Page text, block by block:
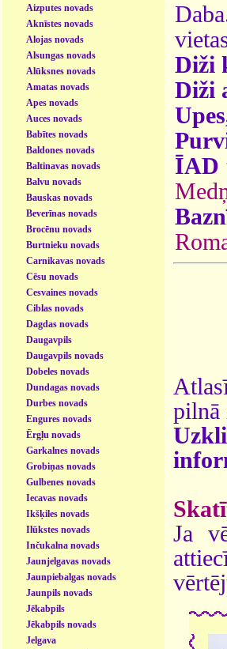
Aizputes novads
Aknīstes novads
Alojas novads
Alsungas novads
Alūksnes novads
Amatas novads
Apes novads
Auces novads
Babītes novads
Baldones novads
Baltinavas novads
Balvu novads
Bauskas novads
Beverīnas novads
Brocēnu novads
Burtnieku novads
Carnikavas novads
Cēsu novads
Cesvaines novads
Ciblas novads
Dagdas novads
Daugavpils
Daugavpils novads
Dobeles novads
Dundagas novads
Durbes novads
Engures novads
Ērgļu novads
Garkalnes novads
Grobiņas novads
Gulbenes novads
Iecavas novads
Ikšķiles novads
Ilūkstes novads
Inčukalna novads
Jaunjelgavas novads
Jaunpiebalgas novads
Jaunpils novads
Jēkabpils
Jēkabpils novads
Jelgava
Diži
Diži
ĪAD
pilnā
Ja